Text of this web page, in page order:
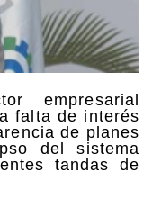
empresarial
falta de interés
de planes
del sistema
tandas de